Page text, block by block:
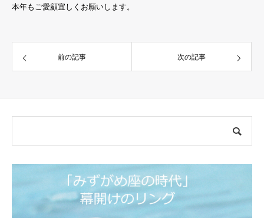
本年もご愛顧宜しくお願いします。
前の記事 次の記事